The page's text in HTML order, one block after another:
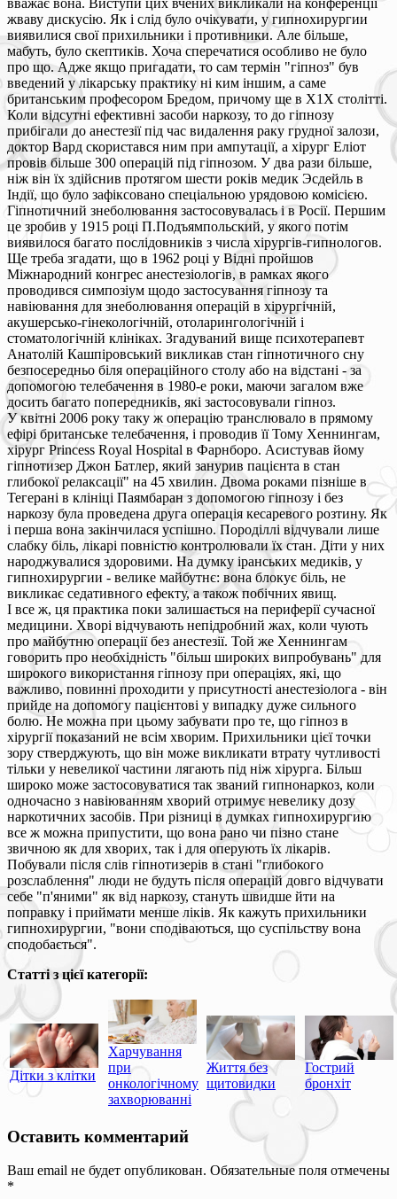
жваву дискусію. Як і слід було очікувати, у гипнохирургии
виявилися свої прихильники і противники. Але більше,
мабуть, було скептиків. Хоча сперечатися особливо не було
про що. Адже якщо пригадати, то сам термін "гіпноз" був
введений у лікарську практику ні ким іншим, a саме
британським професором Бредом, причому ще в Х1Х столітті.
Коли відсутні ефективні засоби наркозу, то до гіпнозу
прибігали до анестезії під час видалення раку грудної залози,
доктор Вард скористався ним при ампутації, a хірург Еліот
провів більше 300 операцій під гіпнозом. У два рази більше,
ніж він їх здійснив протягом шести років медик Эсдейль в
Індії, що було зафіксовано спеціальною урядовою комісією.
Гіпнотичний знеболювання застосовувалась і в Росії. Першим
це зробив у 1915 році П.Подъямпольский, у якого потім
виявилося багато послідовників з числа хірургів-гипнологов.
Ще треба згадати, що в 1962 році у Відні пройшов
Міжнародний конгрес анестезіологів, в рамках якого
проводився симпозіум щодо застосування гіпнозу та
навіювання для знеболювання операцій в хірургічній,
акушерсько-гінекологічній, отоларингологічній і
стоматологічній клініках. Згадуваний вище психотерапевт
Анатолій Кашпіровський викликав стан гіпнотичного сну
безпосередньо біля операційного столу або на відстані - за
допомогою телебачення в 1980-е роки, маючи загалом вже
досить багато попередників, які застосовували гіпноз.
У квітні 2006 року таку ж операцію транслювало в прямому
ефірі британське телебачення, і проводив її Тому Хеннингам,
хірург Princess Royal Hospital в Фарнборо. Асистував йому
гіпнотизер Джон Батлер, який занурив пацієнта в стан
глибокої релаксації" на 45 хвилин. Двома роками пізніше в
Тегерані в клініці Паямбаран з допомогою гіпнозу і без
наркозу була проведена друга операція кесаревого розтину. Як
і перша вона закінчилася успішно. Породіллі відчували лише
слабку біль, лікарі повністю контролювали їх стан. Діти у них
народжувалися здоровими. На думку іранських медиків, у
гипнохирургии - велике майбутнє: вона блокує біль, не
викликає седативного ефекту, а також побічних явищ.
І все ж, ця практика поки залишається на периферії сучасної
медицини. Хворі відчувають непідробний жах, коли чують
про майбутню операції без анестезії. Той же Хеннингам
говорить про необхідність "більш широких випробувань" для
широкого використання гіпнозу при операціях, які, що
важливо, повинні проходити у присутності анестезіолога - він
прийде на допомогу пацієнтові у випадку дуже сильного
болю. Не можна при цьому забувати про те, що гіпноз в
хірургії показаний не всім хворим. Прихильники цієї точки
зору стверджують, що він може викликати втрату чутливості
тільки у невеликої частини лягають під ніж хірурга. Більш
широко може застосовуватися так званий гипнонаркоз, коли
одночасно з навіюванням хворий отримує невелику дозу
наркотичних засобів. При різниці в думках гипнохирургию
все ж можна припустити, що вона рано чи пізно стане
звичною як для хворих, так і для оперують їх лікарів.
Побували після слів гіпнотизерів в стані "глибокого
розслаблення" люди не будуть після операцій довго відчувати
себе "п'яними" як від наркозу, стануть швидше йти на
поправку і приймати менше ліків. Як кажуть прихильники
гипнохирургии, "вони сподіваються, що суспільству вона
сподобається".
Статті з цієї категорії:
Дітки з клітки
Харчування
при
онкологічному
захворюванні
Життя без
щитовидки
Гострий
бронхіт
Оставить комментарий
Ваш email не будет опубликован. Обязательные поля отмечены
*